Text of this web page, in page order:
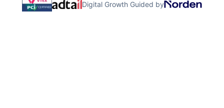
Digital Growth Guided by